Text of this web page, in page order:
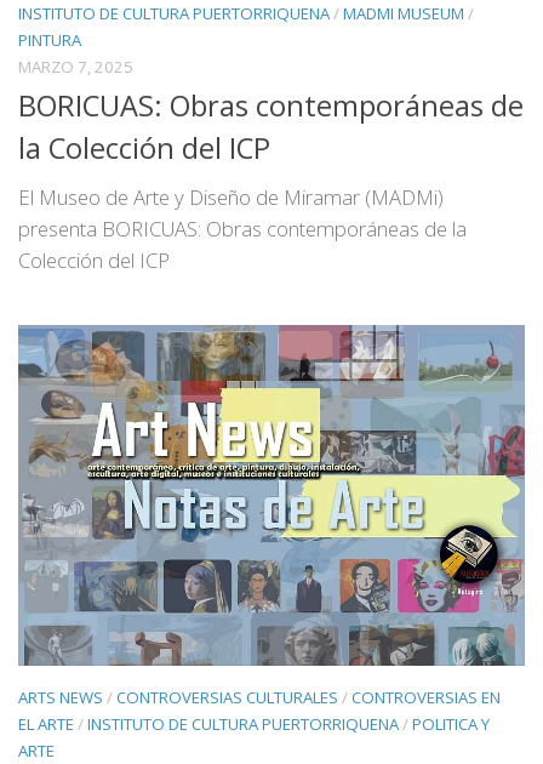
INSTITUTO DE CULTURA PUERTORRIQUENA/MADMI MUSEUM /
PINTURA
MARZO 7, 2025
BORICUAS: Obras contemporáneas de
la Colección del ICP
El Museo de Arte y Diseño de Miramar (MADMi)
presenta BORICUAS: Obras contemporáneas de la
Colección del ICP
ARTS NEWS /CONTROVERSIAS CULTURALES /CONTROVERSIAS EN
EL ARTE /INSTITUTO DE CULTURA PUERTORRIQUENA/POLITICA Y
ARTE